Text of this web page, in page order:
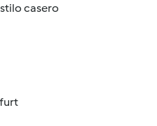
casero